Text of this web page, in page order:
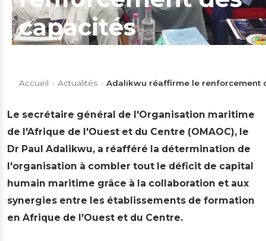
capacités
que l'OMAOC
encourage le
partenariat avec
les
établissements de
formation
Accueil › Actualités › Adalikwu réaffirme le renforcement
Le secrétaire général de l'Organisation maritime
de l'Afrique de l'Ouest et du Centre (OMAOC), le
Dr Paul Adalikwu, a réafféré la détermination de
l'organisation à combler tout le déficit de capital
humain maritime grâce à la collaboration et aux
synergies entre les établissements de formation
en Afrique de l'Ouest et du Centre.